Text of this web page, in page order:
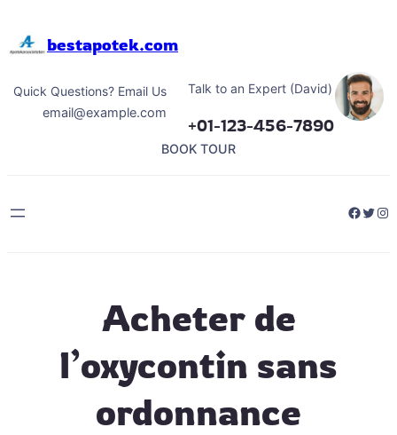
bestapotek.com
Quick Questions? Email Us
email@example.com
Talk to an Expert (David)
+01-123-456-7890
BOOK TOUR
Acheter de
l’oxycontin sans
ordonnance